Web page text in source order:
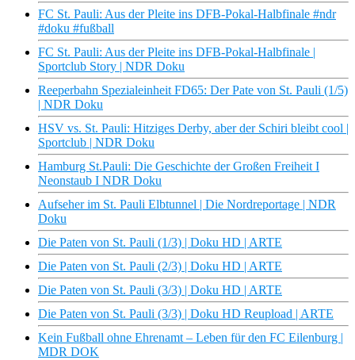
FC St. Pauli: Aus der Pleite ins DFB-Pokal-Halbfinale #ndr
#doku #fußball
FC St. Pauli: Aus der Pleite ins DFB-Pokal-Halbfinale |
Sportclub Story | NDR Doku
Reeperbahn Spezialeinheit FD65: Der Pate von St. Pauli (1/5)
| NDR Doku
HSV vs. St. Pauli: Hitziges Derby, aber der Schiri bleibt cool |
Sportclub | NDR Doku
Hamburg St.Pauli: Die Geschichte der Großen Freiheit I
Neonstaub I NDR Doku
Aufseher im St. Pauli Elbtunnel | Die Nordreportage | NDR
Doku
Die Paten von St. Pauli (1/3) | Doku HD | ARTE
Die Paten von St. Pauli (2/3) | Doku HD | ARTE
Die Paten von St. Pauli (3/3) | Doku HD | ARTE
Die Paten von St. Pauli (3/3) | Doku HD Reupload | ARTE
Kein Fußball ohne Ehrenamt – Leben für den FC Eilenburg |
MDR DOK